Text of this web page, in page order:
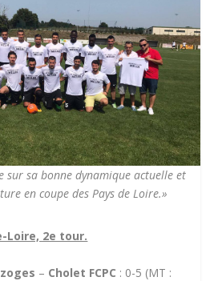
sur sa bonne dynamique actuelle et
en coupe des Pays de Loire.»
Loire, 2e tour.
– Cholet FCPC : 0-5 (MT :